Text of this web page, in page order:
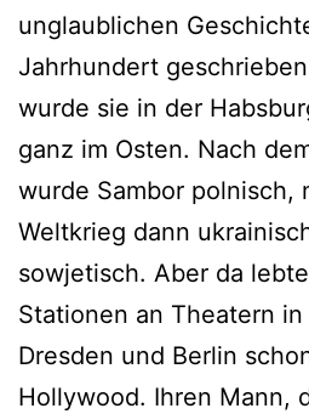
unglaublichen
Jahrhundert
wurde sie in der
ganz im Osten. Nach
wurde Sambor polnisch,
Weltkrieg dann
sowjetisch. Aber da
Stationen an Theatern
Dresden und Berlin
Hollywood. Ihren Mann,